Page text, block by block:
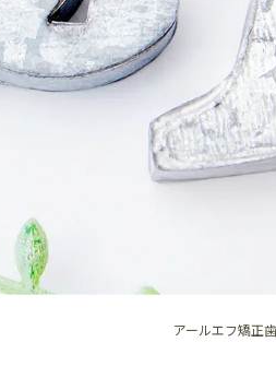
アールエフ矯正